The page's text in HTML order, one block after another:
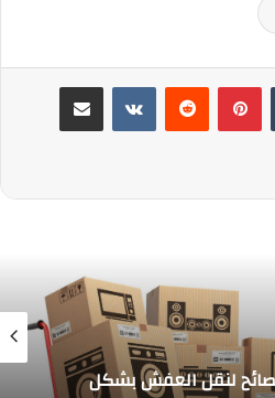
بينتيريست مشاركة عبر البريد